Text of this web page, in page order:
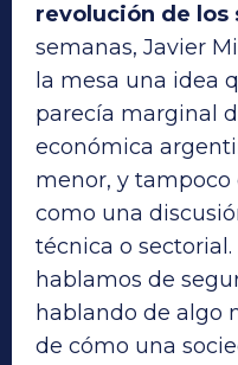
revolución de los
semanas, Javier
la mesa una idea
parecía marginal
económica
menor, y
como una
técnica o
hablamos de
hablando de algo
de cómo una